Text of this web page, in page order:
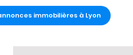
immobilières à Lyon